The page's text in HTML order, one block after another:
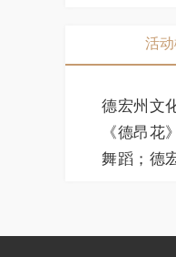
活
德宏州文
《德昂
舞蹈；德